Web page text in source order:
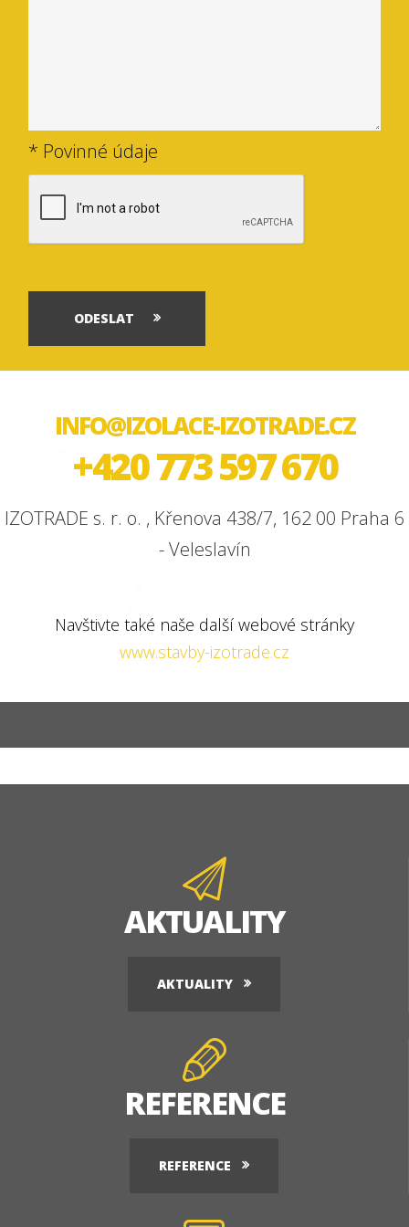
* Povinné údaje
ODESLAT
INFO@IZOLACE-IZOTRADE.CZ
+420 773 597 670
IZOTRADE s. r. o. , Křenova 438/7, 162 00 Praha 6
- Veleslavín
Navštivte také naše další webové stránky
www.stavby-izotrade.cz
AKTUALITY
AKTUALITY
REFERENCE
REFERENCE